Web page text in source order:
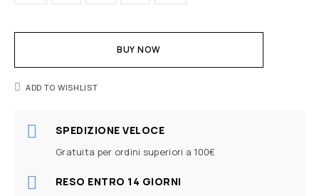
BUY NOW
ADD TO WISHLIST
SPEDIZIONE VELOCE
Gratuita per ordini superiori a 100€
RESO ENTRO 14 GIORNI